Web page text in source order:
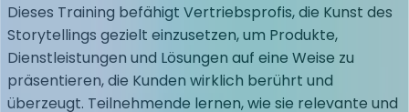
Dieses Training befähigt Vertriebsprofis, die Kunst des
Storytellings gezielt einzusetzen, um Produkte,
Dienstleistungen und Lösungen auf eine Weise zu
präsentieren, die Kunden wirklich berührt und
überzeugt. Teilnehmende lernen, wie sie relevante und